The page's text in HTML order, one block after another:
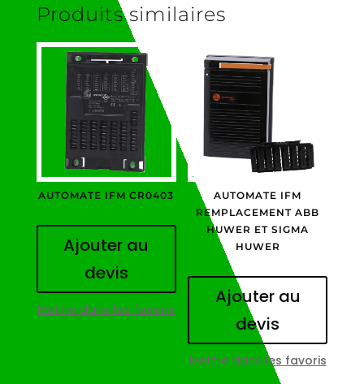
Produits similaires
AUTOMATE IFM CR0403
Ajouter au
devis
Mettre dans les favoris
AUTOMATE IFM
REMPLACEMENT ABB
HUWER ET SIGMA
HUWER
Ajouter au
devis
Mettre dans les favoris